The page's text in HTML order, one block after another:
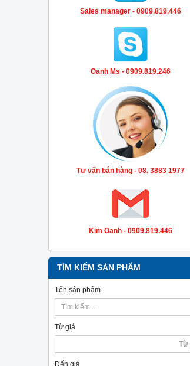
Sales manager - 0909.819.446
Oanh Ms - 0909.819.246
Tư vấn bán hàng - 08. 3883 1977
Kim Oanh - 0909.819.446
TÌM KIẾM SẢN PHẨM
Tên sản phẩm
Từ giá
Đến giá